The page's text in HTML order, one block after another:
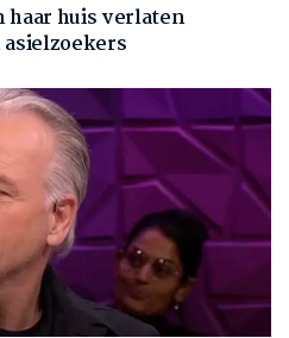
haar huis verlaten